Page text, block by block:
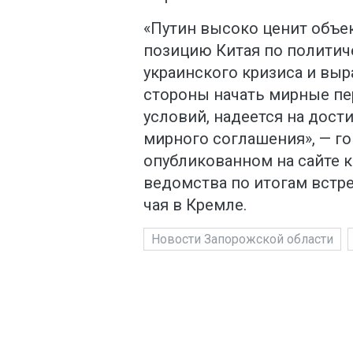
«Путин высоко ценит
позицию Китая по
украинского кризиса и
стороны начать мирные
условий, надеется на
мирного соглашения», —
опубликованном на сайте
ведомства по итогам
чая в Кремле.
Новости Запорожской области